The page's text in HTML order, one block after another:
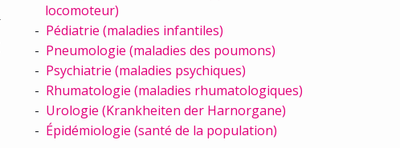
locomoteur)
Pédiatrie (maladies infantiles)
Pneumologie (maladies des poumons)
Psychiatrie (maladies psychiques)
Rhumatologie (maladies rhumatologiques)
Urologie (Krankheiten der Harnorgane)
Épidémiologie (santé de la population)